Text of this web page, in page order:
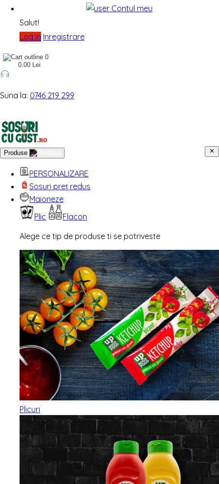
Contul meu
Salut!
Log In Inregistrare
0
0.00 Lei
Suna la: 0746 219 299
Produse
PERSONALIZARE
Sosuri preț redus
Maioneze
Plic
Flacon
Alege ce tip de produse ti se potriveste
Plicuri